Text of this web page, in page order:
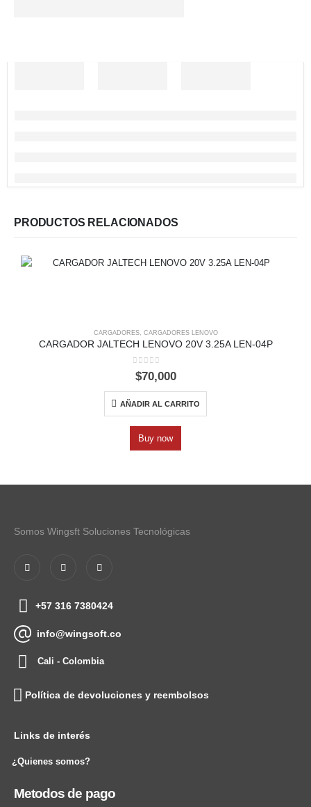
PRODUCTOS RELACIONADOS
CARGADORES, CARGADORES LENOVO
CARGADOR JALTECH LENOVO 20V 3.25A LEN-04P
0out of 5
$70,000
AÑADIR AL CARRITO
Buy now
Somos Wingsft Soluciones Tecnológicas
+57 316 7380424
info@wingsoft.co
Cali - Colombia
Política de devoluciones y reembolsos
Links de interés
¿Quienes somos?
Metodos de pago